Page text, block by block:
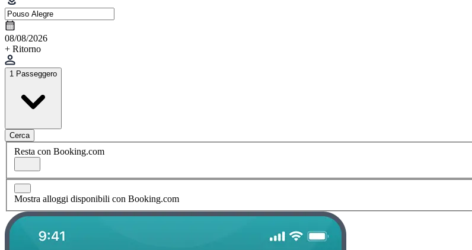
08/08/2026
+ Ritorno
1 Passeggero
Cerca
Resta con Booking.com
Mostra alloggi disponibili con Booking.com